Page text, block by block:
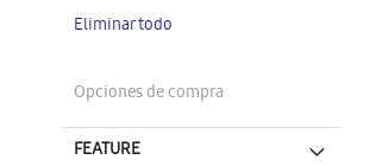
Eliminar todo
Opciones de compra
FEATURE